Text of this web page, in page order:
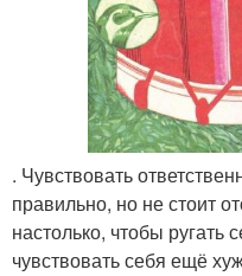
. Чувствовать
правильно, но не стоит
настолько, чтобы ругать
чувствовать себя ещё